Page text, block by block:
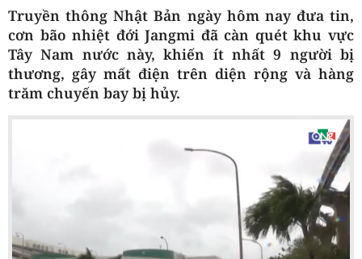
Truyền thông Nhật Bản ngày hôm nay đưa tin,
cơn bão nhiệt đới Jangmi đã càn quét khu vực
Tây Nam nước này, khiến ít nhất 9 người bị
thương, gây mất điện trên diện rộng và hàng
trăm chuyến bay bị hủy.